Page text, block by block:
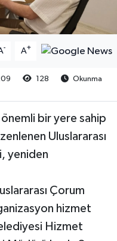
- A+
128
Okunma
bir yere sahip
Uluslararası
yeniden
Çorum
hizmet
Hizmet